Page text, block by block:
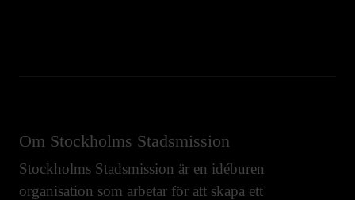
Om Stockholms Stadsmission
Stockholms Stadsmission är en idéburen
organisation som arbetar för att skapa ett